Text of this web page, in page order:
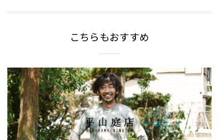
こちらもおすすめ